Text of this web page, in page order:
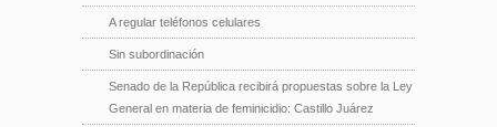
A regular teléfonos celulares
Sin subordinación
Senado de la República recibirá propuestas sobre la Ley
General en materia de feminicidio: Castillo Juárez